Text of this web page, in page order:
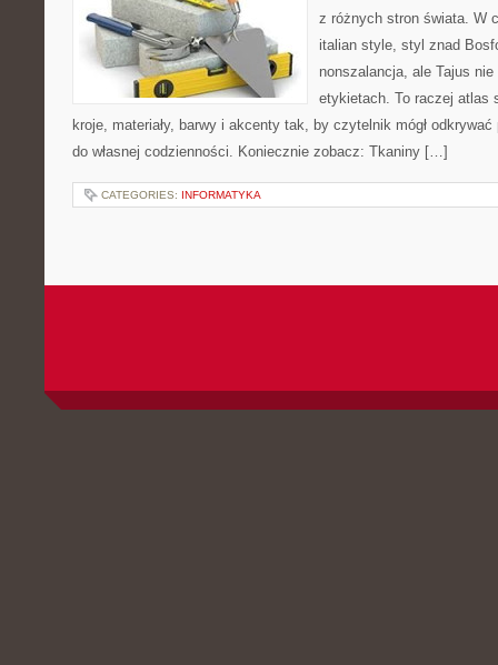
z różnych stron świata. W
italian style, styl znad
nonszalancja, ale Tajus
etykietach. To raczej atlas
kroje, materiały, barwy i akcenty tak, by czytelnik mógł
do własnej codzienności. Koniecznie zobacz: Tkaniny […]
CATEGORIES: INFORMATYKA